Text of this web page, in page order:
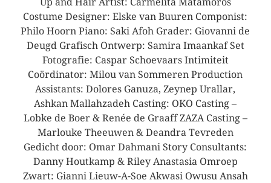
Up and Hair Artist: Carmelita Matamoros
Costume Designer: Elske van Buuren Componist:
Philo Hoorn Piano: Saki Afoh Grader: Giovanni de
Deugd Grafisch Ontwerp: Samira Imaankaf Set
Fotografie: Caspar Schoevaars Intimiteit
Coördinator: Milou van Sommeren Production
Assistants: Dolores Ganuza, Zeynep Urallar,
Ashkan Mallahzadeh Casting: OKO Casting –
Lobke de Boer & Renée de Graaff ZAZA Casting –
Marlouke Theeuwen & Deandra Tevreden
Gedicht door: Omar Dahmani Story Consultants:
Danny Houtkamp & Riley Anastasia Omroep
Zwart: Gianni Lieuw-A-Soe Akwasi Owusu Ansah